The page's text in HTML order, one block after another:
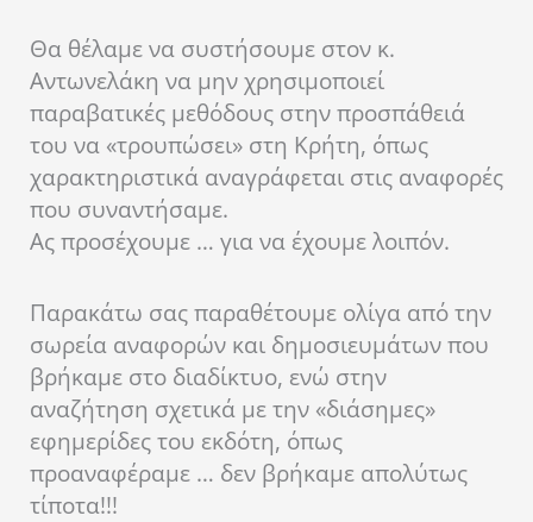
Θα θέλαμε να συστήσουμε στον κ.
Αντωνελάκη να μην χρησιμοποιεί
παραβατικές μεθόδους στην προσπάθειά
του να «τρουπώσει» στη Κρήτη, όπως
χαρακτηριστικά αναγράφεται στις αναφορές
που συναντήσαμε.
Ας προσέχουμε … για να έχουμε λοιπόν.
Παρακάτω σας παραθέτουμε ολίγα από την
σωρεία αναφορών και δημοσιευμάτων που
βρήκαμε στο διαδίκτυο, ενώ στην
αναζήτηση σχετικά με την «διάσημες»
εφημερίδες του εκδότη, όπως
προαναφέραμε … δεν βρήκαμε απολύτως
τίποτα!!!